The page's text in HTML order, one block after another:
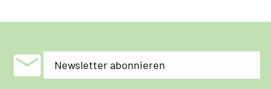
mail Newsletter abonnieren